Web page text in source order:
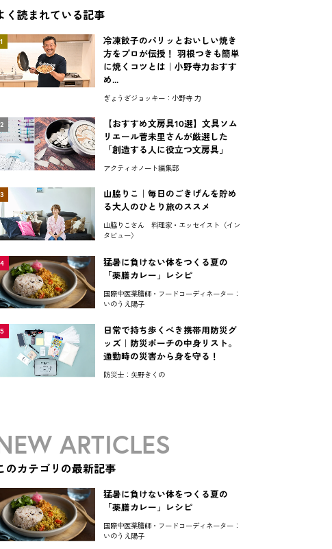
く読まれている記事
1
冷凍餃子のパリッとおいしい焼き
方をプロが伝授！ 羽根つきも簡単
に焼くコツとは｜小野寺力おすす
め...
ぎょうざジョッキー：小野寺 力
2
【おすすめ文房具10選】文具ソム
リエール菅未里さんが厳選した
「創造する人に役立つ文房具」
アクティオノート編集部
3
山脇りこ｜毎日のごきげんを貯め
る大人のひとり旅のススメ
山脇りこさん 料理家・エッセイスト〈イン
タビュー〉
4
猛暑に負けない体をつくる夏の
「薬膳カレー」レシピ
国際中医薬膳師・フードコーディネーター：
いのうえ陽子
5
日常で持ち歩くべき携帯用防災グ
ッズ｜防災ポーチの中身リスト。
通勤時の災害から身を守る！
防災士：矢野きくの
ARTICLES
のカテゴリの最新記事
猛暑に負けない体をつくる夏の
「薬膳カレー」レシピ
国際中医薬膳師・フードコーディネーター：
いのうえ陽子